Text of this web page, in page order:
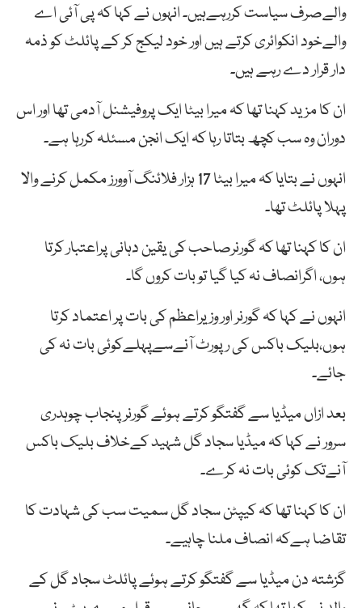
والےصرف سیاست کررہےہیں۔ انہوں نے کہا کہ پی آئی اے
والےخود انکوائری کرتے ہیں اور خود لیکج کر کے پائلٹ کو ذمہ
دار قرار دے رہے ہیں۔
ان کا مزید کہنا تھا کہ میرا بیٹا ایک پروفیشنل آدمی تھا اور اس
دوران وہ سب کچھ بتاتا رہا کہ ایک انجن مسئلہ کررہا ہے۔
انہوں نے بتایا کہ میرا بیٹا 17 ہزار فلائنگ آوورز مکمل کرنے والا
پہلا پائلٹ تھا۔
ان کا کہنا تھا کہ گورنرصاحب کی یقین دہانی پراعتبار کرتا
ہوں، اگرانصاف نہ کیا گیا تو بات کروں گا۔
انہوں نے کہا کہ گورنر اور وزیراعظم کی بات پر اعتماد کرتا
ہوں،بلیک باکس کی رپورٹ آنےسےپہلےکوئی بات نہ کی
جائے۔
بعد ازاں میڈیا سے گفتگو کرتے ہوئے گورنر پنجاب چوہدری
سرور نے کہا کہ میڈیا سجاد گل شہید کےخلاف بلیک باکس
آنےتک کوئی بات نہ کرے۔
ان کا کہنا تھا کہ کیپٹن سجاد گل سمیت سب کی شہادت کا
تقاضا ہےکہ انصاف ملنا چاہیے۔
گزشتہ دن میڈیا سے گفتگو کرتے ہوئے پائلٹ سجاد گل کے